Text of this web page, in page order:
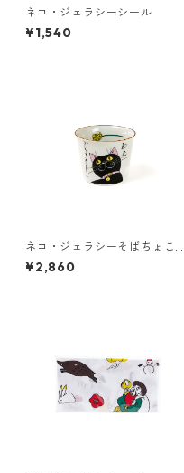
ネコ・ジェラシーシール
¥1,540
ネコ・ジェラシーそばちょこ
くろねこ
¥2,860